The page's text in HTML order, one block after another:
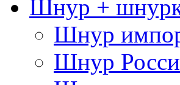
Шнур +
Шнур
Шнур